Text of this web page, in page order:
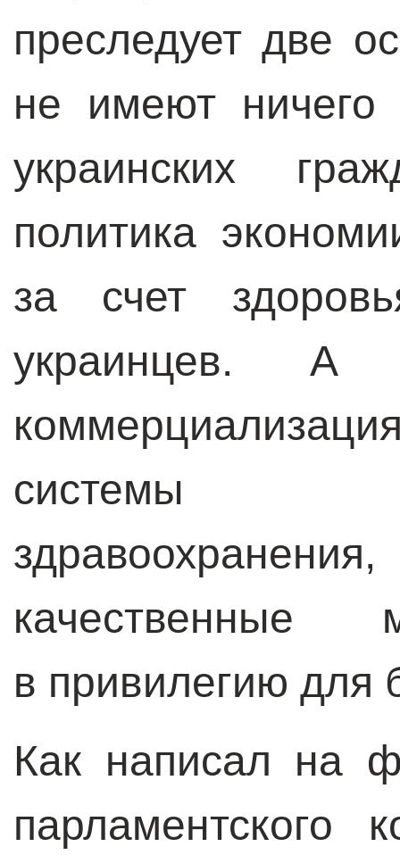
преследует две
не имеют ничего
украинских
политика
за счет
украинцев. А
системы
качественные
в привилегию для
Как написал на
парламентского